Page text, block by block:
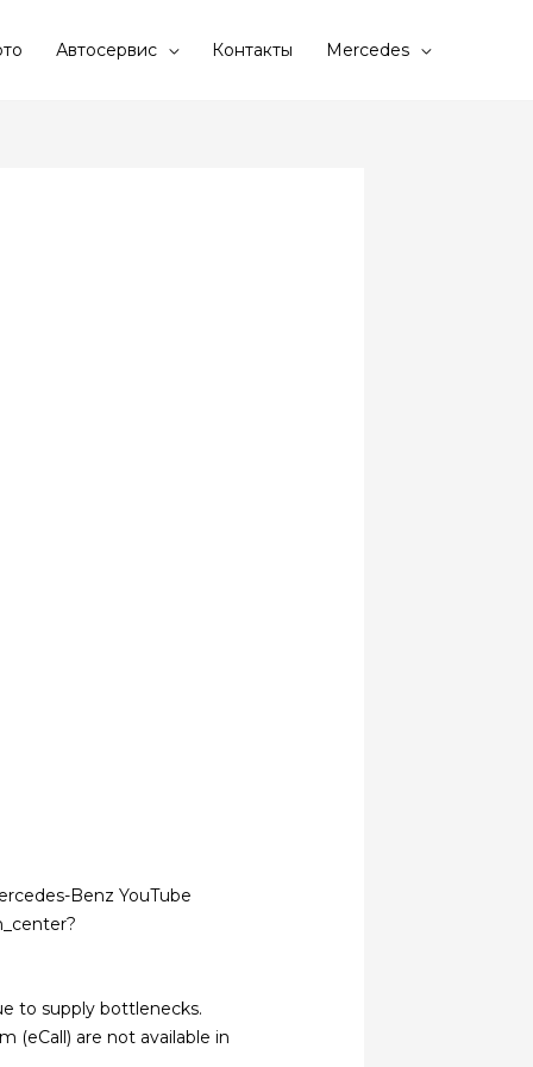
Автосервис Контакты Mercedes
Benz YouTube
to supply bottlenecks.
(eCall) are not available in